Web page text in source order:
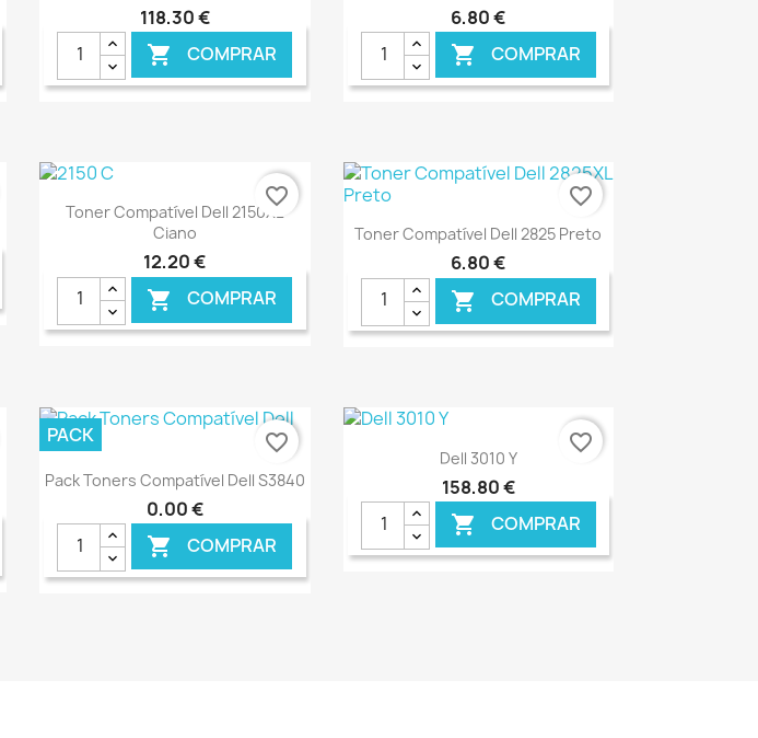
118,30 €
 COMPRAR
€ ONLINE
6,80 €
 COMPRAR
€ ONLINE
Ver+
Toner Compatível Dell 2150XL
Ciano
12,20 €
 COMPRAR
€ ONLINE
favorite_border
Ver+
Toner Compatível Dell 2825 Preto
6,80 €
 COMPRAR
favorite_border
Ver+
Pack Toners Compatível Dell S3840
0,00 €
 COMPRAR
PACK favorite_border  Ver+
Dell 3010 Y
158,80 €
 COMPRAR
favorite_border